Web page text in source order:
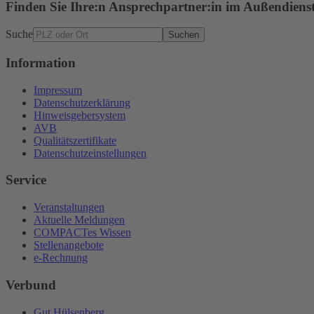
Finden Sie Ihre:n Ansprechpartner:in im
Suche Suchen
Information
Impressum
Datenschutzerklärung
Hinweisgebersystem
AVB
Qualitätszertifikate
Datenschutzeinstellungen
Service
Veranstaltungen
Aktuelle Meldungen
COMPACTes Wissen
Stellenangebote
e-Rechnung
Verbund